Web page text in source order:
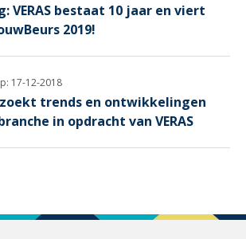
VERAS bestaat 10 jaar en viert
2019!
17-12-2018
trends en ontwikkelingen
in opdracht van VERAS